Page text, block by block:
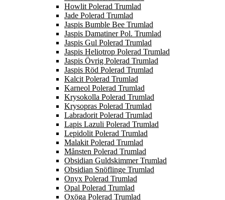
Howlit Polerad Trumlad
Jade Polerad Trumlad
Jaspis Bumble Bee Trumlad
Jaspis Damatiner Pol. Trumlad
Jaspis Gul Polerad Trumlad
Jaspis Heliotrop Polerad Trumlad
Jaspis Övrig Polerad Trumlad
Jaspis Röd Polerad Trumlad
Kalcit Polerad Trumlad
Karneol Polerad Trumlad
Krysokolla Polerad Trumlad
Krysopras Polerad Trumlad
Labradorit Polerad Trumlad
Lapis Lazuli Polerad Trumlad
Lepidolit Polerad Trumlad
Malakit Polerad Trumlad
Månsten Polerad Trumlad
Obsidian Guldskimmer Trumlad
Obsidian Snöflinge Trumlad
Onyx Polerad Trumlad
Opal Polerad Trumlad
Oxöga Polerad Trumlad